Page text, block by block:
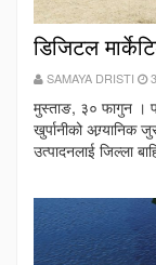
डिजिटल
SAMAYA DRISTI
मुस्ताङ, ३० फागुन ।
खुर्पानीको
उत्पादनलाई जिल्ला